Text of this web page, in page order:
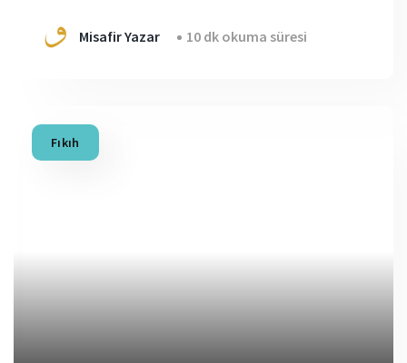
Misafir Yazar 10 dk okuma süresi
Fıkıh